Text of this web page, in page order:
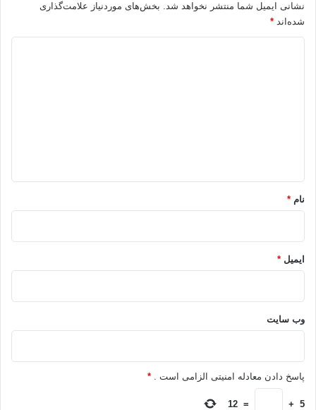
نشانی ایمیل شما منتشر نخواهد شد. بخش‌های موردنیاز علامت‌گذاری
شده‌اند *
نام *
ایمیل *
وب‌ سایت
پاسخ دادن معادله امنیتی الزامی است . *
5
+
=
12